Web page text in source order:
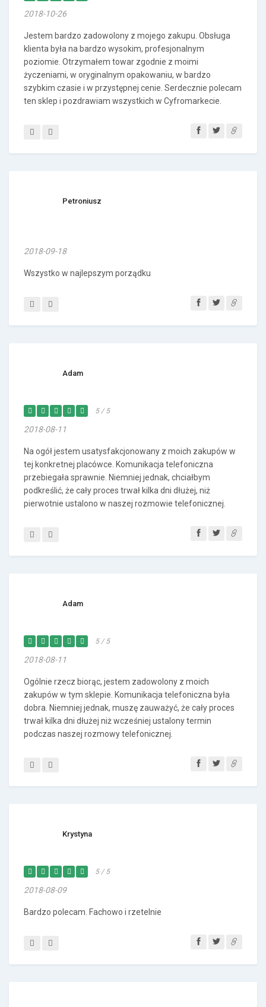
2018-10-26
Jestem bardzo zadowolony z mojego zakupu. Obsługa
klienta była na bardzo wysokim, profesjonalnym
poziomie. Otrzymałem towar zgodnie z moimi
życzeniami, w oryginalnym opakowaniu, w bardzo
szybkim czasie i w przystępnej cenie. Serdecznie polecam
ten sklep i pozdrawiam wszystkich w Cyfromarkecie.
Petroniusz
2018-09-18
Wszystko w najlepszym porządku
Adam
5 / 5
2018-08-11
Na ogół jestem usatysfakcjonowany z moich zakupów w
tej konkretnej placówce. Komunikacja telefoniczna
przebiegała sprawnie. Niemniej jednak, chciałbym
podkreślić, że cały proces trwał kilka dni dłużej, niż
pierwotnie ustalono w naszej rozmowie telefonicznej.
Adam
5 / 5
2018-08-11
Ogólnie rzecz biorąc, jestem zadowolony z moich
zakupów w tym sklepie. Komunikacja telefoniczna była
dobra. Niemniej jednak, muszę zauważyć, że cały proces
trwał kilka dni dłużej niż wcześniej ustalony termin
podczas naszej rozmowy telefonicznej.
Krystyna
5 / 5
2018-08-09
Bardzo polecam. Fachowo i rzetelnie